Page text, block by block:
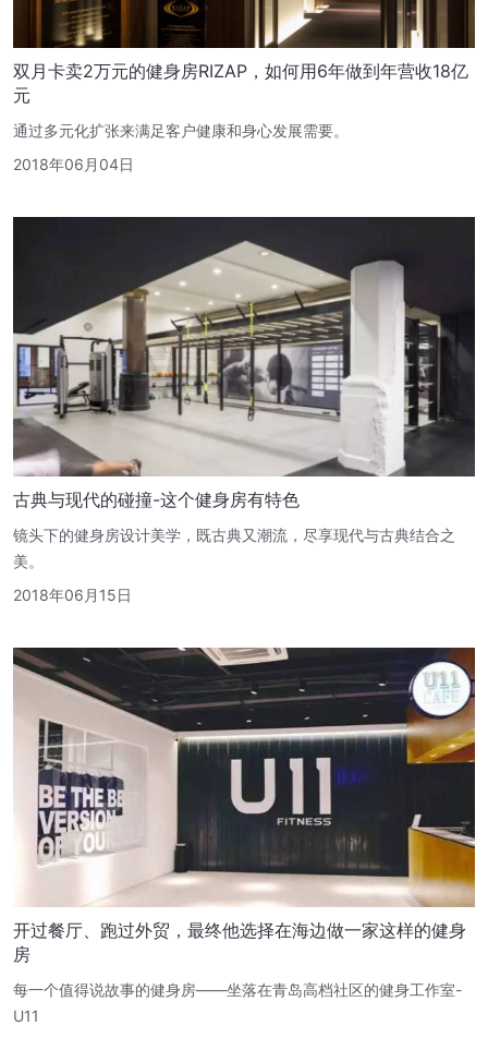
双月卡卖2万元的健身房RIZAP，如何用6年做到年营收18亿
元
通过多元化扩张来满足客户健康和身心发展需要。
2018年06月04日
古典与现代的碰撞-这个健身房有特色
镜头下的健身房设计美学，既古典又潮流，尽享现代与古典结合之
美。
2018年06月15日
开过餐厅、跑过外贸，最终他选择在海边做一家这样的健身
房
每一个值得说故事的健身房——坐落在青岛高档社区的健身工作室-
U11